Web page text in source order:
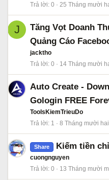
Trả lời 0 25 Tháng mười
J
Tăng Vọt Doanh
Quảng Cáo
jacktho
Trả lời 0 14 Tháng mười
Auto Create -
Gologin FREE
ToolsKiemTrieuDo
Trả lời 1 8 Tháng mười
Share Kiếm tiền
cuongnguyen
Trả lời 0 13 Tháng mười